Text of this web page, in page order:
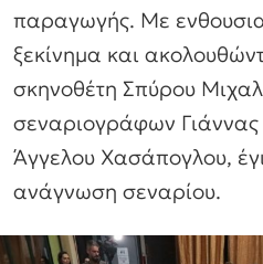
παραγωγής. Με
ξεκίνημα και
σκηνοθέτη Σπύρου
σεναριογράφων
Άγγελου Χασάπογλου,
ανάγνωση σεναρίου.